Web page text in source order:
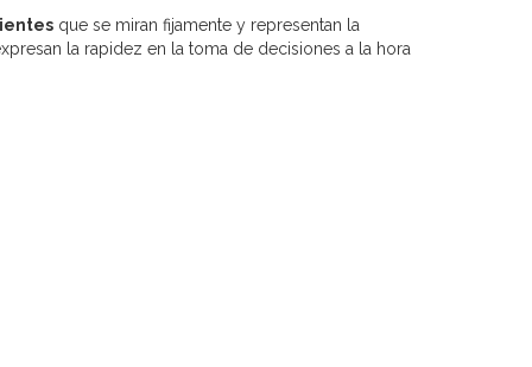
que se miran fijamente y representan la
la rapidez en la toma de decisiones a la hora